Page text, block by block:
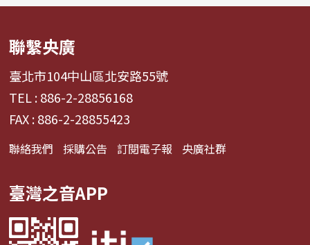
聯繫央廣
臺北市104中山區北安路55號
TEL : 886-2-28856168
FAX : 886-2-28855423
聯絡我們 採購公告 訂閱電子報 央廣社群
臺灣之音APP